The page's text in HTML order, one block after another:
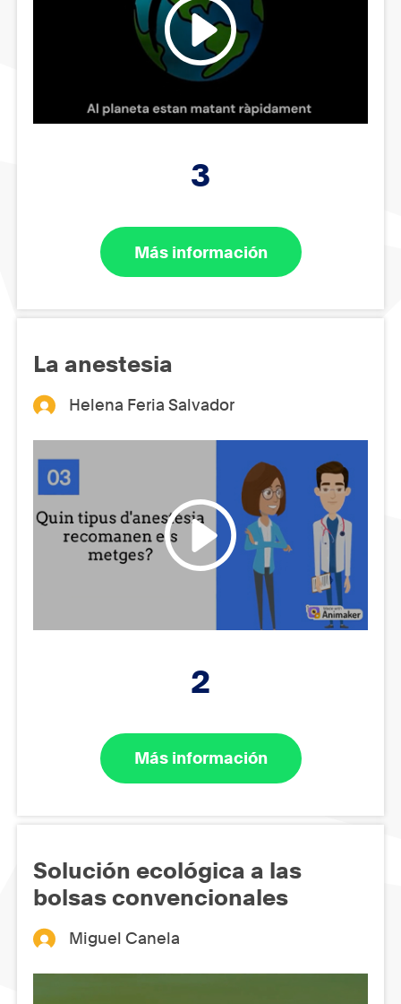
3
Más información
La anestesia
Helena Feria Salvador
2
Más información
Solución ecológica a las
bolsas convencionales
Miguel Canela